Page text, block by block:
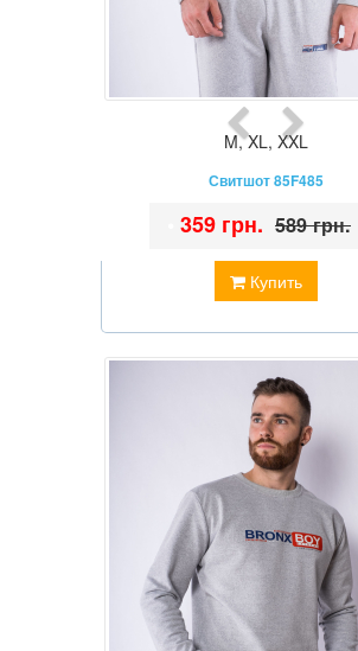
M,XL, XXL
Свитшот 85F485
Купить
359 грн. 589 грн.